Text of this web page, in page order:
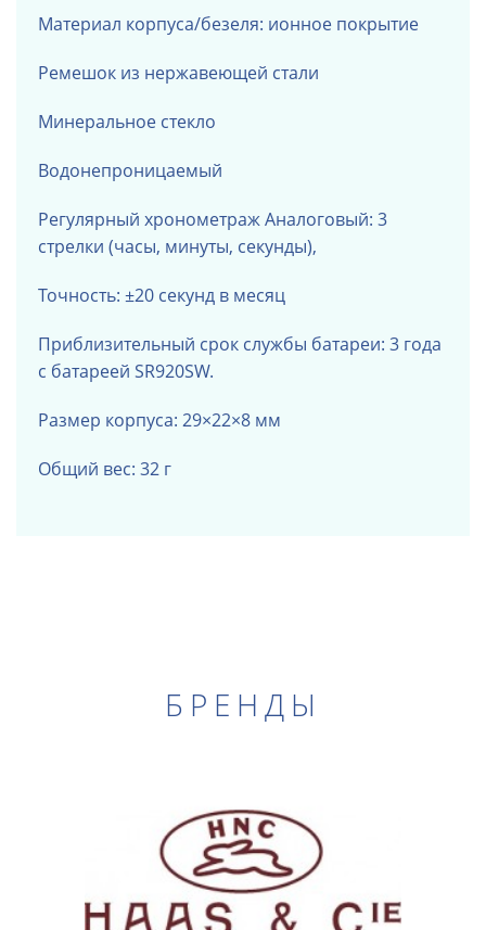
Материал корпуса/безеля: ионное покрытие
Ремешок из нержавеющей стали
Минеральное стекло
Водонепроницаемый
Регулярный хронометражАналоговый: 3
стрелки (часы, минуты, секунды),
Точность: ±20 секунд в месяц
Приблизительный срок службы батареи: 3 года
с батареей SR920SW.
Размер корпуса: 29×22×8 мм
Общий вес: 32 г
БРЕНДЫ